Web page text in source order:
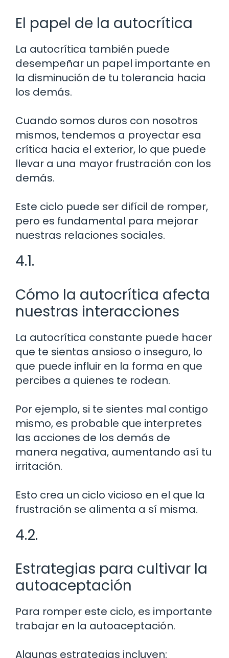
El papel de la autocrítica
La autocrítica también puede
desempeñar un papel importante en
la disminución de tu tolerancia hacia
los demás.
Cuando somos duros con nosotros
mismos, tendemos a proyectar esa
crítica hacia el exterior, lo que puede
llevar a una mayor frustración con los
demás.
Este ciclo puede ser difícil de romper,
pero es fundamental para mejorar
nuestras relaciones sociales.
4.1.
Cómo la autocrítica afecta
nuestras interacciones
La autocrítica constante puede hacer
que te sientas ansioso o inseguro, lo
que puede influir en la forma en que
percibes a quienes te rodean.
Por ejemplo, si te sientes mal contigo
mismo, es probable que interpretes
las acciones de los demás de
manera negativa, aumentando así tu
irritación.
Esto crea un ciclo vicioso en el que la
frustración se alimenta a sí misma.
4.2.
Estrategias para cultivar la
autoaceptación
Para romper este ciclo, es importante
trabajar en la autoaceptación.
Algunas estrategias incluyen: